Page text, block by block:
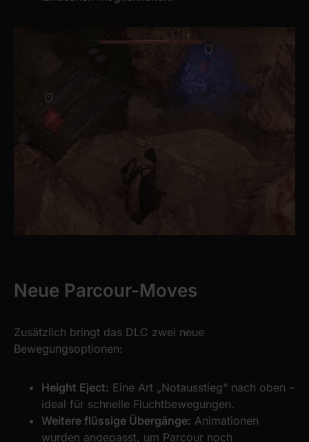
Neue Parcour-Moves
Zusätzlich bringt das DLC zwei neue
Bewegungsoptionen:
Height Eject: Eine Art „Notausstieg“ nach oben –
ideal für schnelle Fluchtbewegungen.
Weitere flüssige Übergänge: Animationen
wurden angepasst, um Parcour noch